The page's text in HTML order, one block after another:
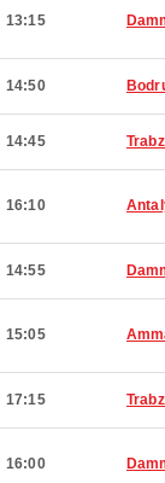
13:15
14:50
14:45
16:10
14:55
15:05
17:15
16:00